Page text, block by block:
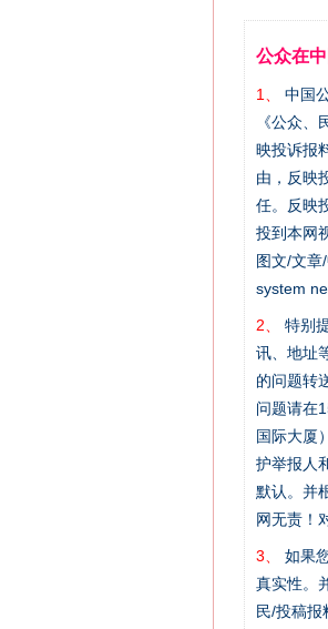
公众在
1、
中国
《公众
映投诉报
由，反映
任。反映
投到本网
图文/文章
system
2、
特别
讯、地址
的问题转
问题请在
国际大厦
护举报人
默认。并
网无责！
3、
如果
真实性。
民/投稿